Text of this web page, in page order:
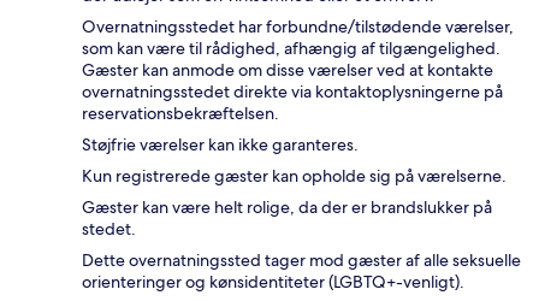
Overnatningsstedet har forbundne/tilstødende værelser,
som kan være til rådighed, afhængig af tilgængelighed.
Gæster kan anmode om disse værelser ved at kontakte
overnatningsstedet direkte via kontaktoplysningerne på
reservationsbekræftelsen.
Støjfrie værelser kan ikke garanteres.
Kun registrerede gæster kan opholde sig på værelserne.
Gæster kan være helt rolige, da der er brandslukker på
stedet.
Dette overnatningssted tager mod gæster af alle seksuelle
orienteringer og kønsidentiteter (LGBTQ+-venligt).